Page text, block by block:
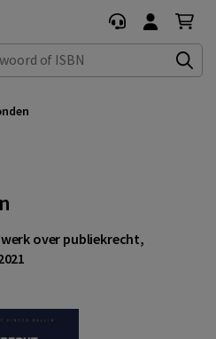
of ISBN
over publiekrecht,